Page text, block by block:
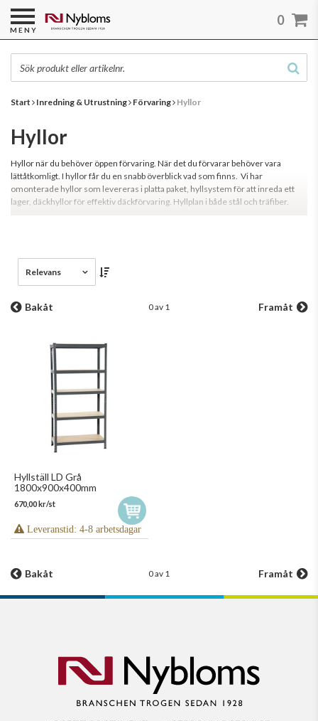
Start Inredning & Utrustning Förvaring Hyllor
Hyllor
Hyllor när du behöver öppen förvaring. När det du förvarar behöver vara
lättåtkomligt. I hyllor får du en snabb överblick vad som finns. Vi har
omonterade hyllor som levereras i platta paket, hyllsystem för att inreda ett
lager, däckhyllor för effektiv däckförvaring. Hyllplan i både stål och träfiber.
Relevans
Bakåt 0 av 1 Framåt
Hyllställ LD Grå
1800x900x400mm
670,00 kr/st
Leveranstid: 4-8 arbetsdagar
Bakåt 0 av 1 Framåt
MENY
0